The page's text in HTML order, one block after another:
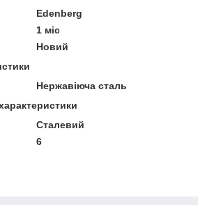
Edenberg
1 міс
Новий
Нержавіюча сталь
Сталевий
6